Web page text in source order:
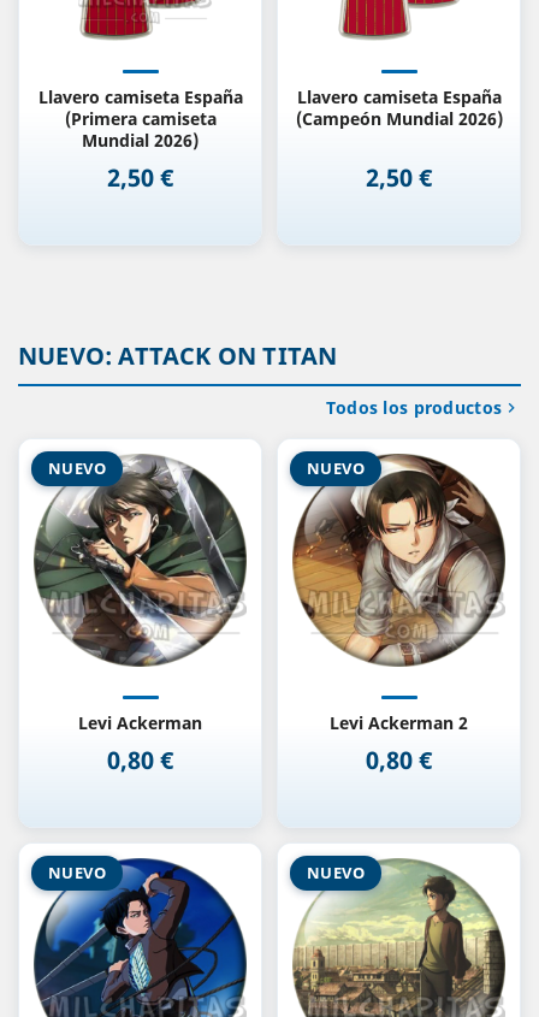
Llavero camiseta España
(Primera camiseta
Mundial 2026)
Precio
2,50 €
Llavero camiseta España
(Campeón Mundial 2026)
Precio
2,50 €
NUEVO: ATTACK ON TITAN
Levi Ackerman
Precio
0,80 €
NUEVO
Levi Ackerman 2
Precio
0,80 €
NUEVO
NUEVO NUEVO
Todos los productos 